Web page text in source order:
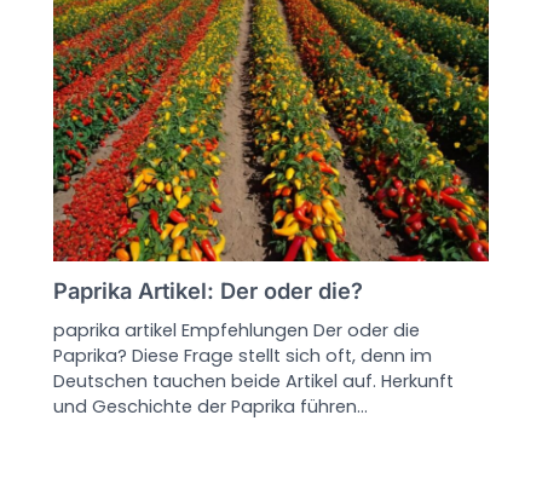
Paprika Artikel: Der oder die?
paprika artikel Empfehlungen Der oder die
Paprika? Diese Frage stellt sich oft, denn im
Deutschen tauchen beide Artikel auf. Herkunft
und Geschichte der Paprika führen…